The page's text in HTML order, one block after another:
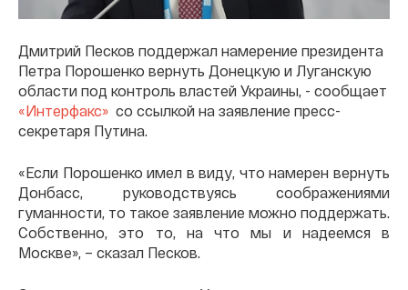
Дмитрий Песков поддержал намерение президента
Петра Порошенко вернуть Донецкую и Луганскую
области под контроль властей Украины, - сообщает
«Интерфакс» со ссылкой на заявление пресс-
секретаря Путина.
«Если Порошенко имел в виду, что намерен вернуть
Донбасс, руководствуясь соображениями
гуманности, то такое заявление можно поддержать.
Собственно, это то, на что мы и надеемся в
Москве», – сказал Песков.